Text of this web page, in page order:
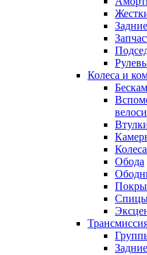
Колеса и
Обода